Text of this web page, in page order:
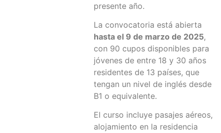
presente año.
La convocatoria está abierta
hasta el 9 de marzo de 2025,
con 90 cupos disponibles para
jóvenes de entre 18 y 30 años
residentes de 13 países, que
tengan un nivel de inglés desde
B1 o equivalente.
El curso incluye pasajes aéreos,
alojamiento en la residencia